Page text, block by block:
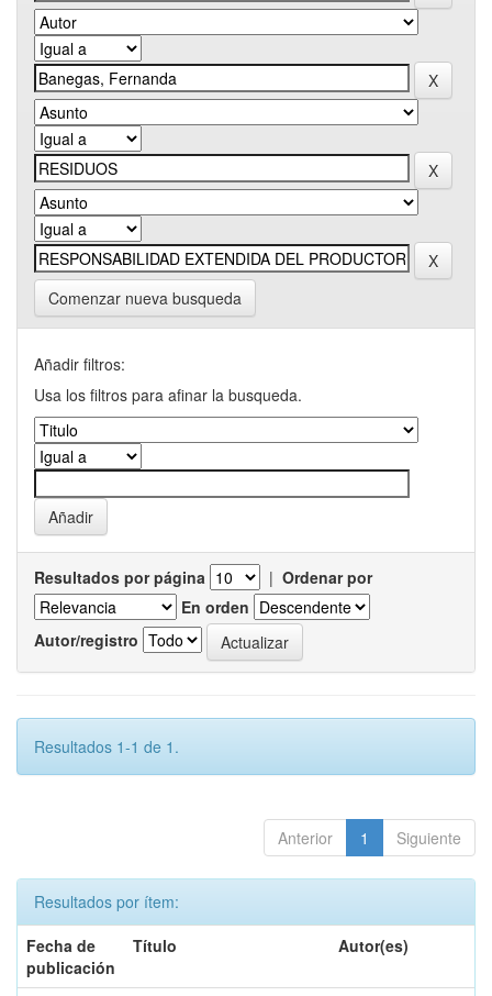
Comenzar nueva busqueda
Añadir filtros:
Usa los filtros para afinar la busqueda.
Resultados por página | Ordenar por
En orden
Autor/registro
Resultados 1-1 de 1.
Anterior 1 Siguiente
Resultados por ítem:
Fecha de
publicación
Título Autor(es)